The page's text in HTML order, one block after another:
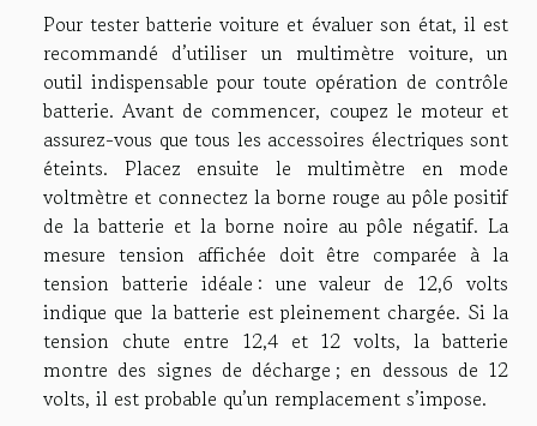
Pour tester batterie voiture et évaluer son état, il est
recommandé d’utiliser un multimètre voiture, un
outil indispensable pour toute opération de contrôle
batterie. Avant de commencer, coupez le moteur et
assurez-vous que tous les accessoires électriques sont
éteints. Placez ensuite le multimètre en mode
voltmètre et connectez la borne rouge au pôle positif
de la batterie et la borne noire au pôle négatif. La
mesure tension affichée doit être comparée à la
tension batterie idéale : une valeur de 12,6 volts
indique que la batterie est pleinement chargée. Si la
tension chute entre 12,4 et 12 volts, la batterie
montre des signes de décharge ; en dessous de 12
volts, il est probable qu’un remplacement s’impose.